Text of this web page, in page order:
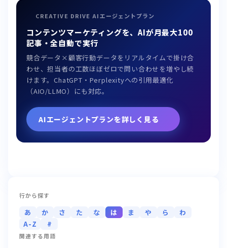
CREATIVE DRIVE AIエージェントプラン
コンテンツマーケティングを、AIが月最大100
記事・全自動で実行
競合データ×顧客行動データをリアルタイムで掛け合
わせ、担当者の工数ほぼゼロで問い合わせを増やし続
けます。ChatGPT・Perplexityへの引用最適化
（AIO/LLMO）にも対応。
AIエージェントプランを詳しく見る
行から探す
あ か さ た な は ま や ら
わ
A-Z
#
関連する用語